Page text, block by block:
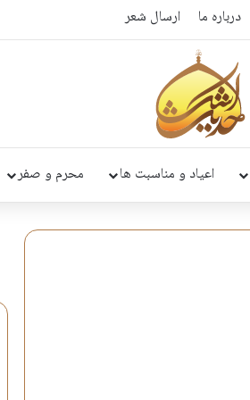
درباره ما ارسال شعر
اعیاد و مناسبت ها محرم و صفر